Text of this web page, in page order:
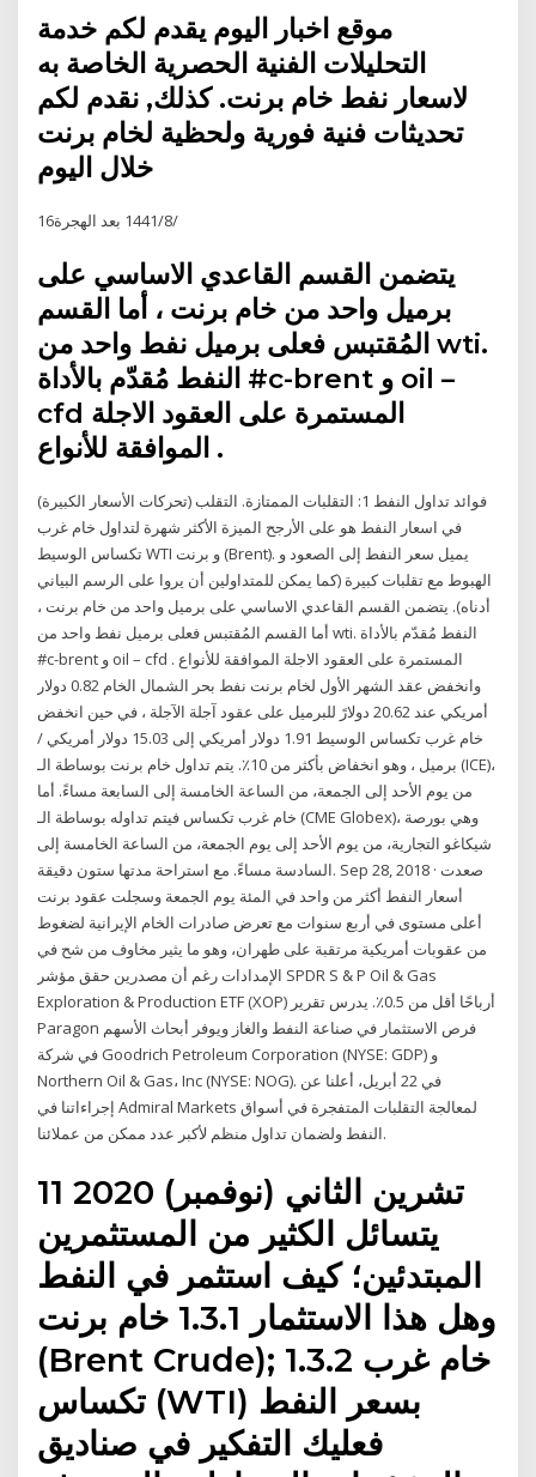
موقع اخبار اليوم يقدم لكم خدمة
التحليلات الفنية الحصرية الخاصة به
لاسعار نفط خام برنت. كذلك, نقدم لكم
تحديثات فنية فورية ولحظية لخام برنت
خلال اليوم
16‏‏/8‏‏/1441 بعد الهجرة
يتضمن القسم القاعدي الاساسي على
برميل واحد من خام برنت ، أما القسم
المُقتبس فعلى برميل نفط واحد من wti.
النفط مُقدّم بالأداة #c-brent و oil –
cfd المستمرة على العقود الاجلة
الموافقة للأنواع .
فوائد تداول النفط 1: التقلبات الممتازة. التقلب (تحركات الأسعار الكبيرة)
في اسعار النفط هو على الأرجح الميزة الأكثر شهرة لتداول خام غرب
تكساس الوسيط WTI و برنت (Brent). يميل سعر النفط إلى الصعود و
الهبوط مع تقلبات كبيرة (كما يمكن للمتداولين أن يروا على الرسم البياني
أدناه). يتضمن القسم القاعدي الاساسي على برميل واحد من خام برنت ،
أما القسم المُقتبس فعلى برميل نفط واحد من wti. النفط مُقدّم بالأداة
#c-brent و oil – cfd المستمرة على العقود الاجلة الموافقة للأنواع .
وانخفض عقد الشهر الأول لخام برنت نفط بحر الشمال الخام 0.82 دولار
أمريكي عند 20.62 دولارً للبرميل على عقود آجلة الآجلة ، في حين انخفض
خام غرب تكساس الوسيط 1.91 دولار أمريكي إلى 15.03 دولار أمريكي /
برميل ، وهو انخفاض بأكثر من 10٪. يتم تداول خام برنت بوساطة الـ (ICE)،
من يوم الأحد إلى الجمعة، من الساعة الخامسة إلى السابعة مساءً. أما
خام غرب تكساس فيتم تداوله بوساطة الـ (CME Globex)، وهي بورصة
شيكاغو التجارية، من يوم الأحد إلى يوم الجمعة، من الساعة الخامسة إلى
السادسة مساءً. مع استراحة مدتها ستون دقيقة. Sep 28, 2018 · صعدت
أسعار النفط أكثر من واحد في المئة يوم الجمعة وسجلت عقود برنت
أعلى مستوى في أربع سنوات مع تعرض صادرات الخام الإيرانية لضغوط
من عقوبات أمريكية مرتقبة على طهران، وهو ما يثير مخاوف من شح في
الإمدادات رغم أن مصدرين حقق مؤشر SPDR S & P Oil & Gas
Exploration & Production ETF (XOP) أرباحًا أقل من 0.5٪. يدرس تقرير
Paragon فرص الاستثمار في صناعة النفط والغاز ويوفر أبحاث الأسهم
في شركة Goodrich Petroleum Corporation (NYSE: GDP) و
Northern Oil & Gas، Inc (NYSE: NOG). في 22 أبريل، أعلنا عن
إجراءاتنا في Admiral Markets لمعالجة التقلبات المتفجرة في أسواق
النفط ولضمان تداول منظم لأكبر عدد ممكن من عملائنا.
11 تشرين الثاني (نوفمبر) 2020
يتسائل الكثير من المستثمرين
المبتدئين؛ كيف استثمر في النفط
وهل هذا الاستثمار 1.3.1 خام برنت
(Brent Crude); 1.3.2 خام غرب
تكساس (WTI) بسعر النفط
فعليك التفكير في صناديق